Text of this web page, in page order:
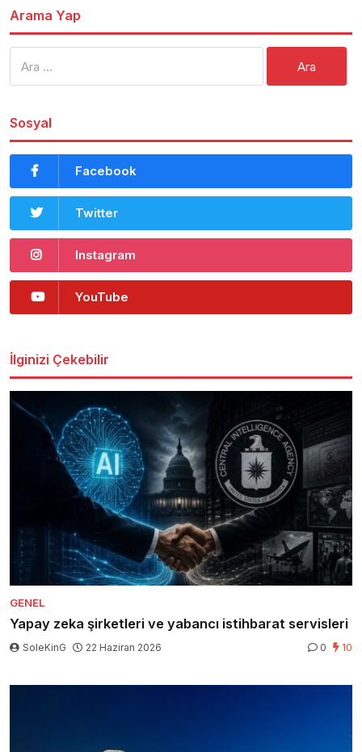
Arama Yap
Sosyal
Facebook
Twitter
Instagram
YouTube
İlginizi Çekebilir
GENEL
Yapay zeka şirketleri ve yabancı istihbarat servisleri
SoleKinG 22 Haziran 2026 0 10